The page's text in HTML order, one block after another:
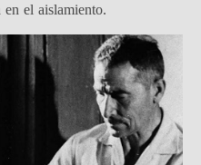
en el aislamiento.